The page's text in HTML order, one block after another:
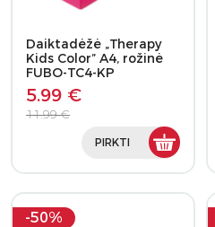
Daiktadėžė „Therapy
Kids Color” A4, rožinė
FUBO-TC4-KP
5.99 €
11.99 €
PIRKTI
-50%